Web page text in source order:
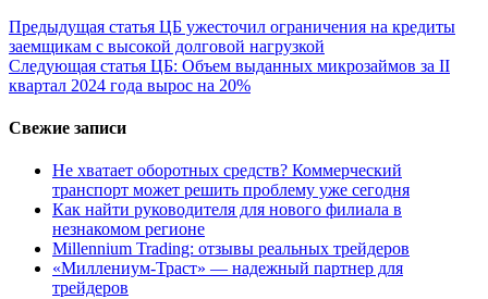
Продолжить
чтение
Предыдущая статья ЦБ ужесточил ограничения на кредиты
заемщикам с высокой долговой нагрузкой
Следующая статья ЦБ: Объем выданных микрозаймов за II
квартал 2024 года вырос на 20%
Свежие записи
Не хватает оборотных средств? Коммерческий
транспорт может решить проблему уже сегодня
Как найти руководителя для нового филиала в
незнакомом регионе
Millennium Trading: отзывы реальных трейдеров
«Миллениум-Траст» — надежный партнер для
трейдеров